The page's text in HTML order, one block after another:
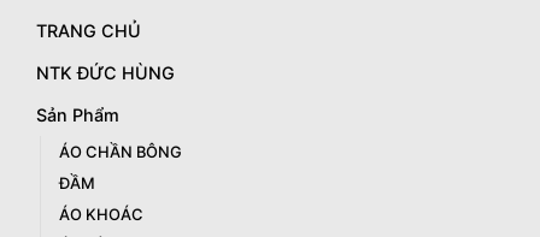
TRANG CHỦ
NTK ĐỨC HÙNG
Sản Phẩm
ÁO CHẦN BÔNG
ĐẦM
ÁO KHOÁC